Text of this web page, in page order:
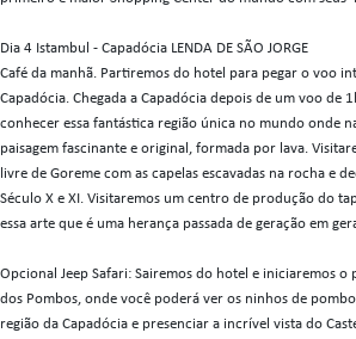
Dia 4 Istambul - Capadócia LENDA DE SÃO JORGE
Café da manhã. Partiremos do hotel para pegar o voo
Capadócia. Chegada a Capadócia depois de um voo de
conhecer essa fantástica região única no mundo onde
paisagem fascinante e original, formada por lava.
livre de Goreme com as capelas escavadas na rocha e
Século X e XI. Visitaremos um centro de produção do
essa arte que é uma herança passada de geração em
Opcional Jeep Safari: Sairemos do hotel e iniciaremos o
dos Pombos, onde você poderá ver os ninhos de
região da Capadócia e presenciar a incrível vista do